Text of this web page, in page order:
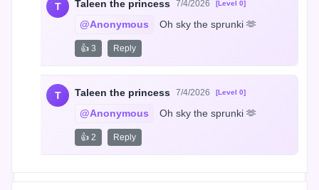
T Taleen the princess 7/4/2026 [Level 0]
@Anonymous Oh sky the sprunki 🫶
👍 3 Reply
T Taleen the princess 7/4/2026 [Level 0]
@Anonymous Oh sky the sprunki 🫶
👍 2 Reply